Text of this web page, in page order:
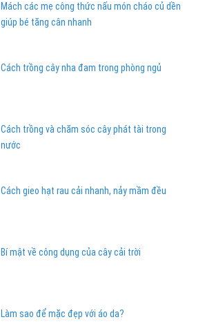
Mách các mẹ công thức nấu món cháo củ dền
giúp bé tăng cân nhanh
Cách trồng cây nha đam trong phòng ngủ
Cách trồng và chăm sóc cây phát tài trong
nước
Cách gieo hạt rau cải nhanh, nảy mầm đều
Bí mật về công dụng của cây cải trời
Làm sao để mặc đẹp với áo da?